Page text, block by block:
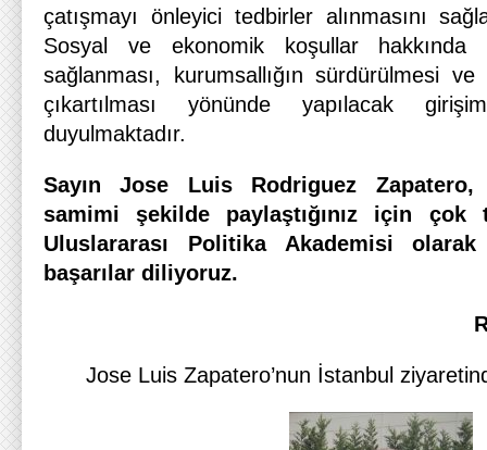
çatışmayı önleyici tedbirler alınmasını
Sosyal ve ekonomik koşullar hakkında
sağlanması, kurumsallığın sürdürülmesi
çıkartılması yönünde yapılacak
duyulmaktadır.
Sayın Jose Luis Rodriguez
samimi şekilde paylaştığınız için çok
Uluslararası Politika Akademisi olarak
başarılar diliyoruz.
Jose Luis Zapatero’nun İstanbul